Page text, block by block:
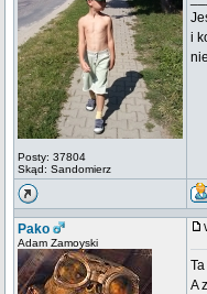
Posty: 37804
Skąd: Sandomierz
i
Pako
Adam Zamoyski
A